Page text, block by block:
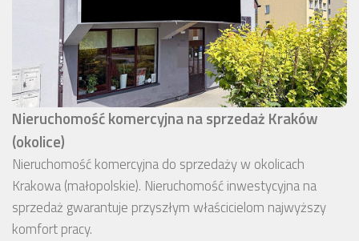
Nieruchomość komercyjna na sprzedaż Kraków
(okolice)
Nieruchomość komercyjna do sprzedaży w okolicach
Krakowa (małopolskie). Nieruchomość inwestycyjna na
sprzedaż gwarantuje przyszłym właścicielom najwyższy
komfort pracy.